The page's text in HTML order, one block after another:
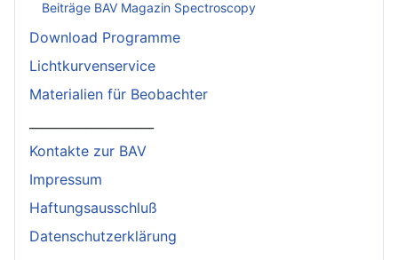
Beiträge BAV Magazin Spectroscopy
Download Programme
Lichtkurvenservice
Materialien für Beobachter
Kontakte zur BAV
Impressum
Haftungsausschluß
Datenschutzerklärung